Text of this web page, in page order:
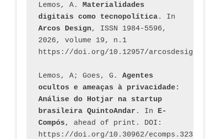
Lemos, A. Materialidades
digitais como tecnopolítica
Arcos Design, ISSN 1984-5596,
2026, volume 19, n.1
https://doi.org/10.12957/
Lemos, A; Goes, G. Agentes
ocultos e ameaças à privacidade:
Análise do Hotjar na startup
brasileira QuintoAndar . In E-
Compós, ahead of print. DOI:
https://doi.org/10.30962/ecomps.3231